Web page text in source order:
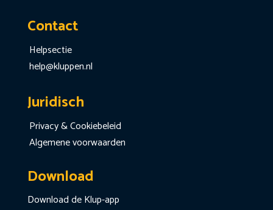
Contact
Helpsectie
help@kluppen.nl
Juridisch
Privacy & Cookiebeleid
Algemene voorwaarden
Download
Download de Klup-app